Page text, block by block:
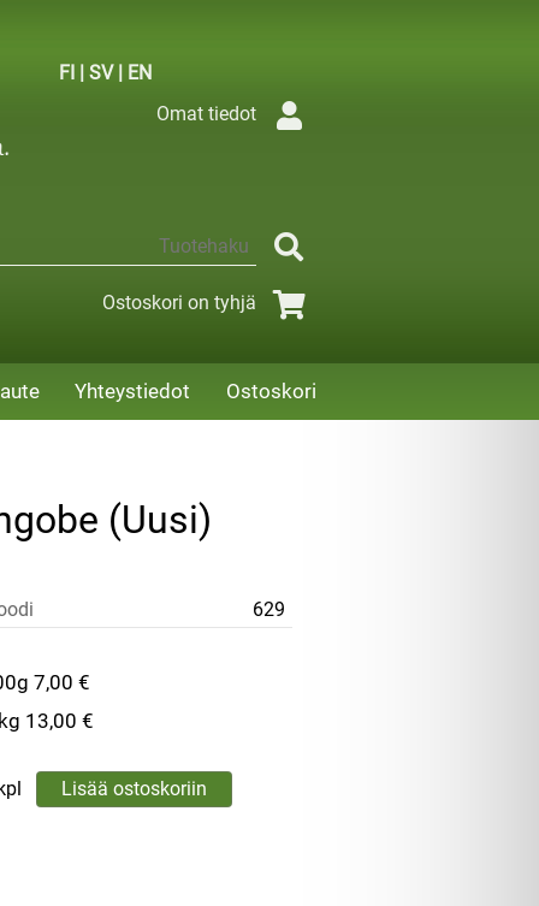
FI | SV| EN
Omat tiedot
Ostoskori on tyhjä
Yhteystiedot Ostoskori
(Uusi)
629
7,00 €
13,00 €